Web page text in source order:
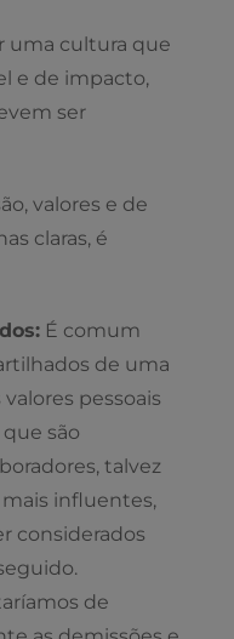
uma cultura que
e de impacto,
ser
valores e de
claras, é
É comum
de uma
pessoais
são
talvez
influentes,
considerados
de